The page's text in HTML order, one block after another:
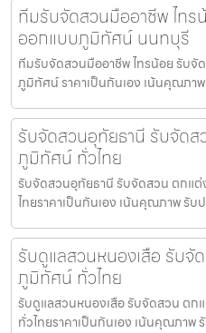
ทีมรับจัดสวนมืออาชีพ ไท
ออกแบบภูมิทัศน์ นนทบุรี
ทีมรับจัดสวนมืออาชีพ ไทรน้อย รับ
ภูมิทัศน์ ราคาเป็นกันเอง เน้นคุณภา
รับจัดสวนอุทัยธานี รับจัด
ภูมิทัศน์ ทั่วไทย
รับจัดสวนอุทัยธานี รับจัดสวน ตกแ
ไทยราคาเป็นกันเอง เน้นคุณภาพ รับ
รับดูแลสวนหนองเสือ รับ
ภูมิทัศน์ ทั่วไทย
รับดูแลสวนหนองเสือ รับจัดสวน ต
ทั่วไทยราคาเป็นกันเอง เน้นคุณภาพ